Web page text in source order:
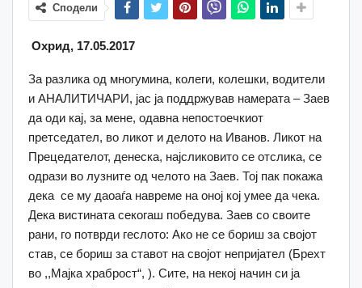
Сподели
Охрид, 17.05.2017
За разлика од многумина, колеги, колешки, водители
и АНАЛИТИЧАРИ, јас ја поддржував намерата – Заев
да оди кај, за мене, одавна непостоечкиот
претседател, во ликот и делото на Иванов. Ликот на
Прецедателот, денеска, најсликовито се отслика, се
одрази во лузните од челото на Заев. Тој пак покажа
дека се му даоаѓа навреме на оној кој умее да чека.
Дека вистината секогаш победува. Заев со своите
рани, го потврди геслото: Ако не се бориш за својот
став, се бориш за ставот на својот непријател (Брехт
во ,,Мајка храброст“, ). Сите, на некој начин си ја